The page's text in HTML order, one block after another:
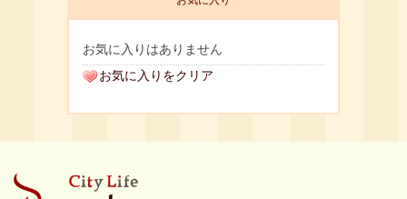
お気に入りはありません
お気に入りをクリア